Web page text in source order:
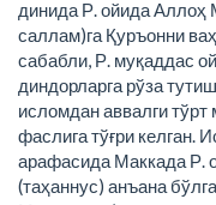
динида Р. ойида
саллам)га Қуръонни
сабабли, Р. муқаддас
диндорларга рўза
исломдан аввалги
фаслига тўғри келган.
арафасида Маккада Р.
(таҳаннус) анъана